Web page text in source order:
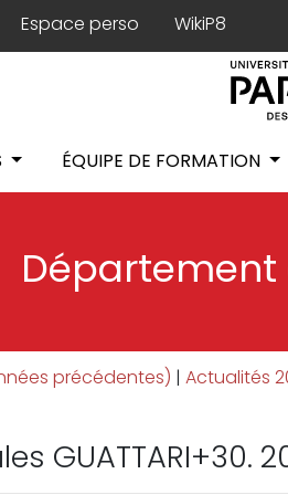
Espace perso WikiP8
ÉQUIPE DE FORMATION
précédentes) | Actualités
GUATTARI+30.